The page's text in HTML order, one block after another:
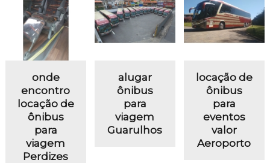
onde
encontro
locação de
ônibus
para
viagem
Perdizes
alugar
ônibus
para
viagem
Guarulhos
locação de
ônibus
para
eventos
valor
Aeroporto